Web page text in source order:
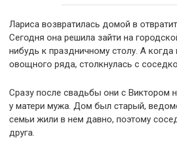
Лариса возвратилась домой в
Сегодня она решила зайти на
нибудь к праздничному столу. А когда
овощного ряда, столкнулась с
Сразу после свадьбы они с Виктором
у матери мужа. Дом был старый,
семьи жили в нем давно, поэтому
друга.